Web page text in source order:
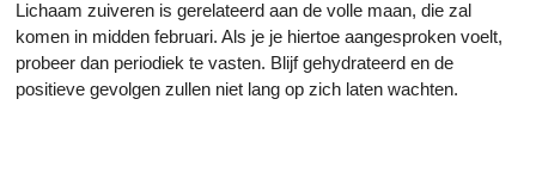
Lichaam zuiveren is gerelateerd aan de volle maan, die zal
komen in midden februari. Als je je hiertoe aangesproken voelt,
probeer dan periodiek te vasten. Blijf gehydrateerd en de
positieve gevolgen zullen niet lang op zich laten wachten.